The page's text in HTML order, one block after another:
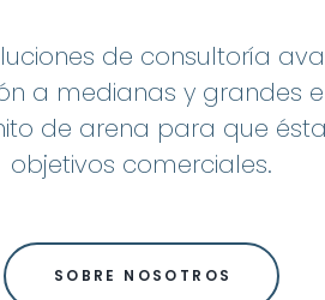
de consultoría
a medianas y grandes
de arena para que
objetivos comerciales.
SOBRE NOSOTROS